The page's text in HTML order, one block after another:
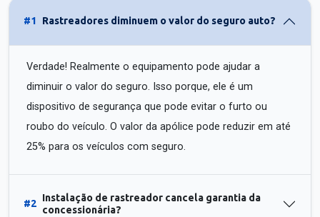
#1 Rastreadores diminuem o valor do seguro auto?
Verdade! Realmente o equipamento pode ajudar a
diminuir o valor do seguro. Isso porque, ele é um
dispositivo de segurança que pode evitar o furto ou
roubo do veículo. O valor da apólice pode reduzir em até
25% para os veículos com seguro.
#2
Instalação de rastreador cancela garantia da
concessionária?